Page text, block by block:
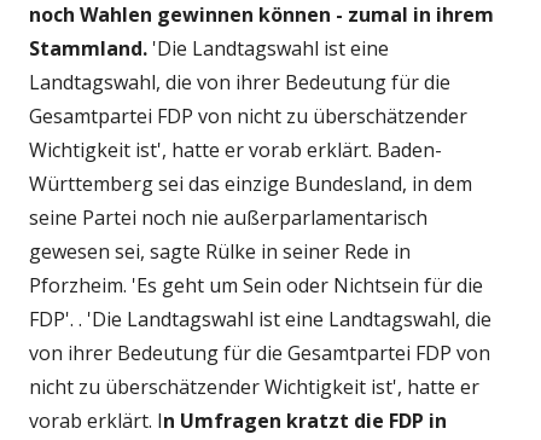
noch Wahlen gewinnen können - zumal in ihrem
Stammland. 'Die Landtagswahl ist eine
Landtagswahl, die von ihrer Bedeutung für die
Gesamtpartei FDP von nicht zu überschätzender
Wichtigkeit ist', hatte er vorab erklärt. Baden-
Württemberg sei das einzige Bundesland, in dem
seine Partei noch nie außerparlamentarisch
gewesen sei, sagte Rülke in seiner Rede in
Pforzheim. 'Es geht um Sein oder Nichtsein für die
FDP'. . 'Die Landtagswahl ist eine Landtagswahl, die
von ihrer Bedeutung für die Gesamtpartei FDP von
nicht zu überschätzender Wichtigkeit ist', hatte er
vorab erklärt. In Umfragen kratzt die FDP in